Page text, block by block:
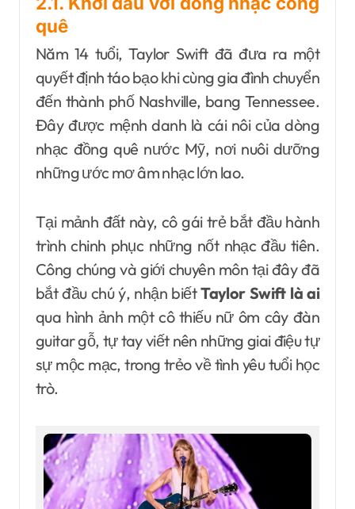
quê
Năm 14 tuổi, Taylor Swift đã đưa ra một
quyết định táo bạo khi cùng gia đình chuyển
đến thành phố Nashville, bang Tennessee.
Đây được mệnh danh là cái nôi của dòng
nhạc đồng quê nước Mỹ, nơi nuôi dưỡng
những ước mơ âm nhạc lớn lao.
Tại mảnh đất này, cô gái trẻ bắt đầu hành
trình chinh phục những nốt nhạc đầu tiên.
Công chúng và giới chuyên môn tại đây đã
bắt đầu chú ý, nhận biếtTaylor Swift là ai
qua hình ảnh một cô thiếu nữ ôm cây đàn
guitar gỗ, tự tay viết nên những giai điệu tự
sự mộc mạc, trong trẻo về tình yêu tuổi học
trò.